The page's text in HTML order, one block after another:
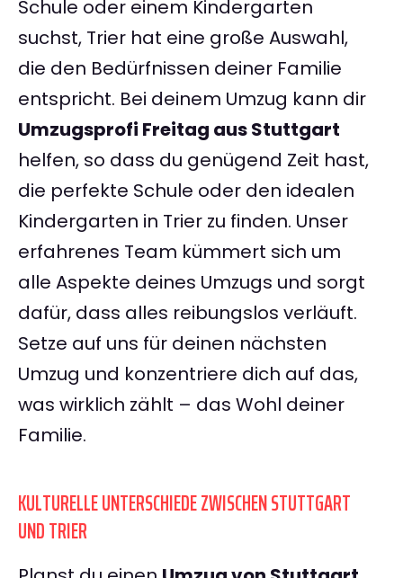
Schule oder einem Kindergarten
suchst, Trier hat eine große Auswahl,
die den Bedürfnissen deiner Familie
entspricht. Bei deinem Umzug kann dir
Umzugsprofi Freitag aus Stuttgart
helfen, so dass du genügend Zeit hast,
die perfekte Schule oder den idealen
Kindergarten in Trier zu finden. Unser
erfahrenes Team kümmert sich um
alle Aspekte deines Umzugs und sorgt
dafür, dass alles reibungslos verläuft.
Setze auf uns für deinen nächsten
Umzug und konzentriere dich auf das,
was wirklich zählt – das Wohl deiner
Familie.
KULTURELLE UNTERSCHIEDE ZWISCHEN STUTTGART
UND TRIER